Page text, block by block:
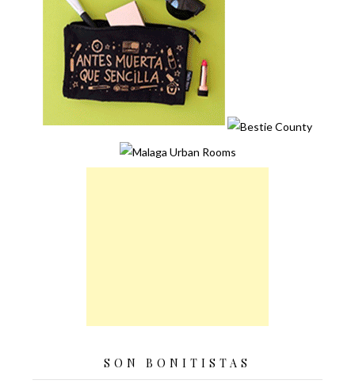
SON BONITISTAS